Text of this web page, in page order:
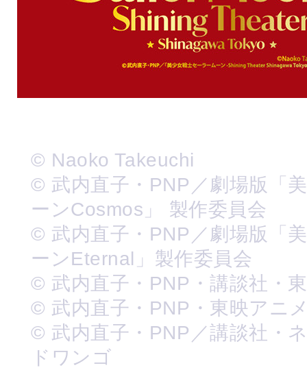
© Naoko Takeuchi
© 武内直子・PNP／劇場版「
ーンCosmos」 製作委員会
© 武内直子・PNP／劇場版「
ーンEternal」製作委員会
© 武内直子・PNP・講談社・
© 武内直子・PNP・東映アニ
© 武内直子・PNP／講談社・
ドワンゴ